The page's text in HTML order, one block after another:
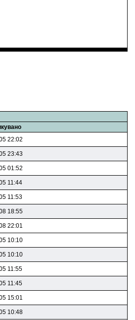
22:02
23:43
01:52
11:44
11:53
18:55
22:01
10:10
10:10
11:55
11:45
15:01
10:48